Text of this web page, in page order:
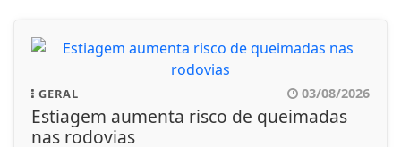
GERAL 03/08/2026
Estiagem aumenta risco de queimadas
nas rodovias